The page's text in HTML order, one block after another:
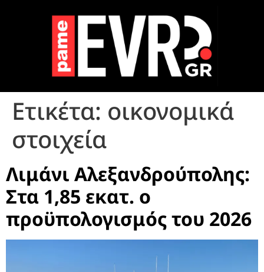
Ετικέτα: οικονομικά
στοιχεία
Λιμάνι Αλεξανδρούπολης:
Στα 1,85 εκατ. ο
προϋπολογισμός του 2026